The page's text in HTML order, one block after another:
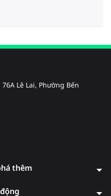
Lê Lai, Phường Bến
thêm